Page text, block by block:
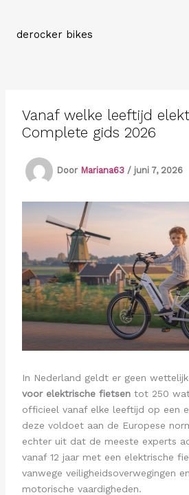
derocker bikes
Vanaf welke leeftijd
Complete gids 2026
Door Mariana63 / juni 7, 2026
In Nederland geldt er geen
voor elektrische fietsentot 250
officieel vanaf elke leeftijd op een
deze voldoet aan de Europese
echter uit dat de meeste experts
vanaf 12 jaar met een elektrische
vanwege veiligheidsoverwegingen
motorische vaardigheden.